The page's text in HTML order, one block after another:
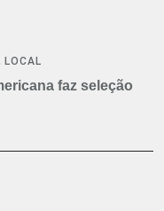
LOCAL
faz seleção